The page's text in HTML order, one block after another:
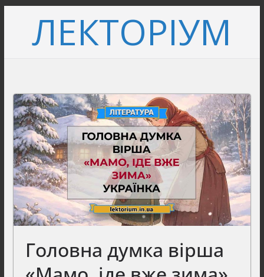
вмістуЛЕКТОРІУМ
Головна думка вірша